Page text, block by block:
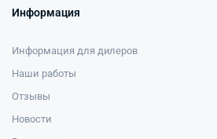
Информация
Информация для дилеров
Наши работы
Отзывы
Новости